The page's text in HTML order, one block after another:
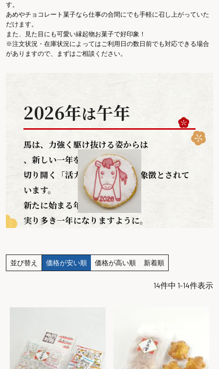
す。
あめやチョコレート菓子なら仕事の合間にでも手軽に召し上がっていた
だけます。
また、見た目にも可愛い縁起物お菓子で好印象！
※注文状況・在庫状況によってはご利用日の数日前でも対応できる場合
がありますので、まずはご相談ください。
2026年は午年
馬は、力強く駆け抜ける姿からは
、新しい一年を勢いよく
切り開く「活力」や「前進」の象徴とされて
います。
新たに始まる年が、
実り多き一年になりますように。
並び替え 価格が安い順 価格が高い順 新着順
14件中 1-14件表示